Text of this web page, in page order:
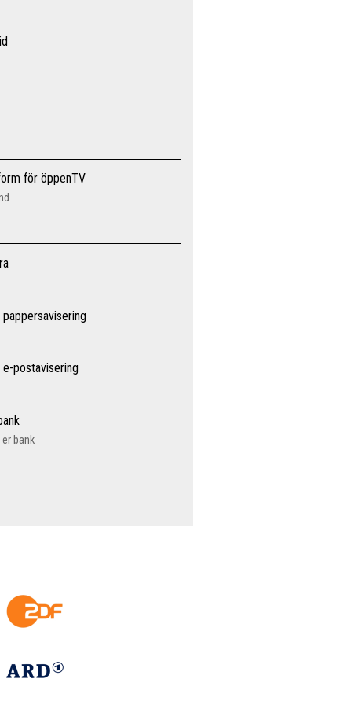
för öppenTV
postavisering
bank